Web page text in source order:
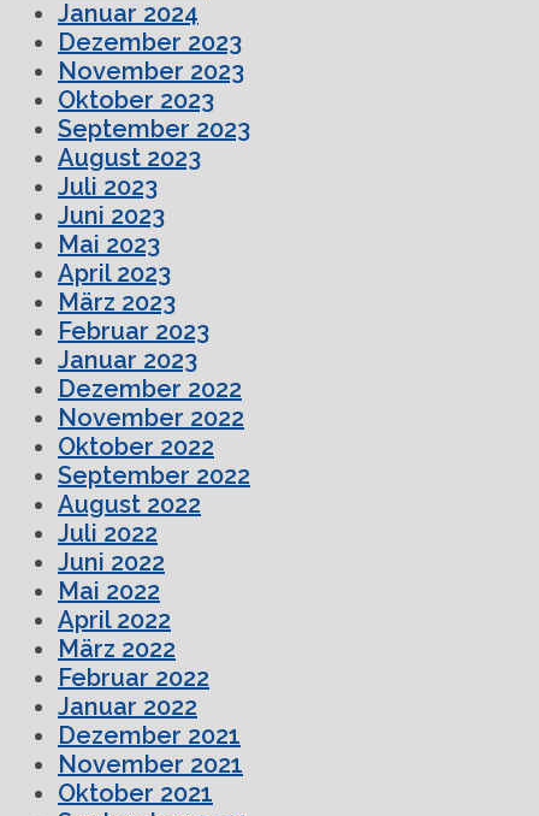
Januar 2024
Dezember 2023
November 2023
Oktober 2023
September 2023
August 2023
Juli 2023
Juni 2023
Mai 2023
April 2023
März 2023
Februar 2023
Januar 2023
Dezember 2022
November 2022
Oktober 2022
September 2022
August 2022
Juli 2022
Juni 2022
Mai 2022
April 2022
März 2022
Februar 2022
Januar 2022
Dezember 2021
November 2021
Oktober 2021